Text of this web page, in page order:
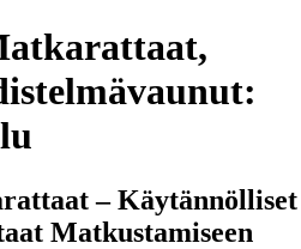
– Käytännölliset
Matkustamiseen